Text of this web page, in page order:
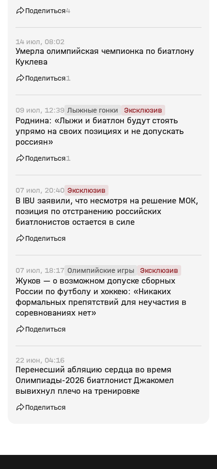
Поделиться4
14 июл, 08:02
Умерла олимпийская чемпионка по биатлону
Куклева
Поделиться1
09 июл, 12:39 Лыжные гонки Эксклюзив
Роднина: «Лыжи и биатлон будут стоять
упрямо на своих позициях и не допускать
россиян»
Поделиться1
07 июл, 20:40 Эксклюзив
В IBU заявили, что несмотря на решение МОК,
позиция по отстранению российских
биатлонистов остается в силе
Поделиться
07 июл, 18:17 Олимпийские игры Эксклюзив
Жуков — о возможном допуске сборных
России по футболу и хоккею: «Никаких
формальных препятствий для неучастия в
соревнованиях нет»
Поделиться
22 июн, 04:16
Перенесший абляцию сердца во время
Олимпиады‑2026 биатлонист Джакомел
вывихнул плечо на тренировке
Поделиться